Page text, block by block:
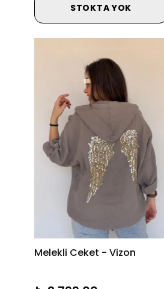
STOKTA YOK
Melekli Ceket - Vizon